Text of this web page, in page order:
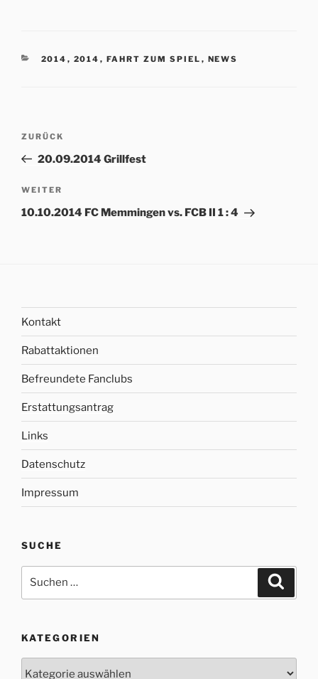
KATEGORIEN
2014 , 2014 , FAHRT ZUM SPIEL , NEWS
Beitrags-
Vorheriger
Beitrag
ZURÜCK
20.09.2014 Grillfest
Nächster
Beitrag
WEITER
10.10.2014 FC Memmingen vs. FCB II 1 : 4
Kontakt
Rabattaktionen
Befreundete Fanclubs
Erstattungsantrag
Links
Datenschutz
Impressum
SUCHE
nach:
KATEGORIEN